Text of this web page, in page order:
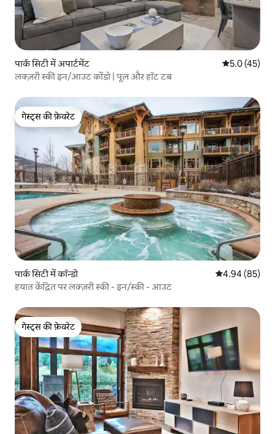
पार्क सिटी में अपार्टमेंट औसत रेटिंग 5
5.0 (45)
लक्ज़री स्की इन/आउट कोंडो | पूल और हॉट टब
गेस्ट्स की फ़ेवरेट
गेस्ट्स की फ़ेवरेट
पार्क सिटी में कॉन्डो औसत रेटिंग 5 में
4.94 (85)
हयात केंद्रित पर लक्ज़री स्की - इन/स्की - आउट
गेस्ट्स की फ़ेवरेट
गेस्ट्स की फ़ेवरेट